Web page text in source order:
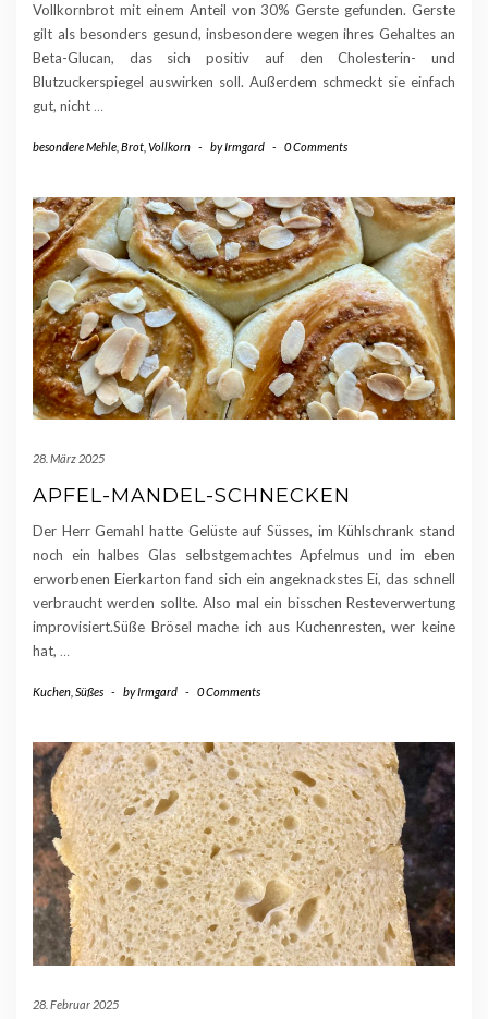
Vollkornbrot mit einem Anteil von 30% Gerste gefunden. Gerste
gilt als besonders gesund, insbesondere wegen ihres Gehaltes an
Beta-Glucan, das sich positiv auf den Cholesterin- und
Blutzuckerspiegel auswirken soll. Außerdem schmeckt sie einfach
gut, nicht …
besondere Mehle Brot Vollkorn - byIrmgard - 0 Comments
28. März 2025
APFEL-MANDEL-SCHNECKEN
Der Herr Gemahl hatte Gelüste auf Süsses, im Kühlschrank stand
noch ein halbes Glas selbstgemachtes Apfelmus und im eben
erworbenen Eierkarton fand sich ein angeknackstes Ei, das schnell
verbraucht werden sollte. Also mal ein bisschen Resteverwertung
improvisiert.Süße Brösel mache ich aus Kuchenresten, wer keine
hat, …
Kuchen Süßes - byIrmgard - 0 Comments
28. Februar 2025